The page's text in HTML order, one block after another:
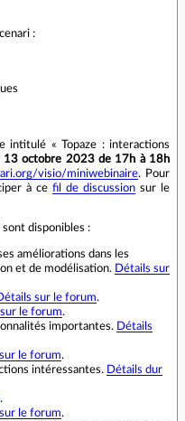
:
intitulé « Topaze : interactions
13 octobre 2023 de 17h à 18h
visio/miniwebinaire. Pour
à ce fil de discussion sur le
disponibles :
améliorations dans les
et de modélisation.
Détails sur
Détails sur le forum.
le forum.
importantes.
Détails
le forum.
intéressantes.
Détails dur
.
le forum.